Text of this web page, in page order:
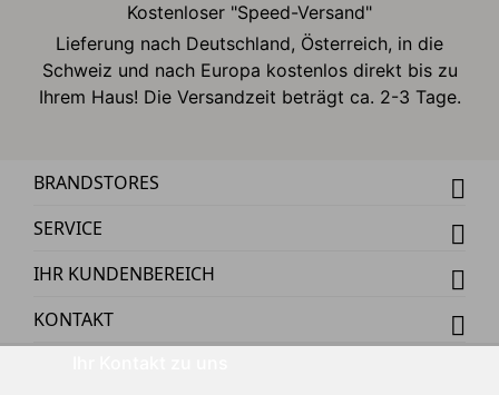
Kostenloser "Speed-Versand"
Lieferung nach Deutschland, Österreich, in die
Schweiz und nach Europa kostenlos direkt bis zu
Ihrem Haus! Die Versandzeit beträgt ca. 2-3 Tage.
BRANDSTORES
SERVICE
IHR KUNDENBEREICH
KONTAKT